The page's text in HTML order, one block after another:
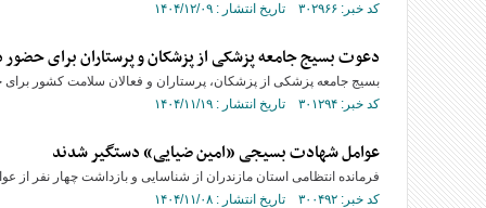
کد خبر: ۳۰۲۹۶۶ تاریخ انتشار : ۱۴۰۴/۱۲/۰۹
دعوت بسیج جامعه پزشکی از پزشکان و پرستاران برای حضور در
بسیج جامعه پزشکی از پزشکان، پرستاران و فعالان سلامت کشور برای حضور پرشور
کد خبر: ۳۰۱۲۹۴ تاریخ انتشار : ۱۴۰۴/۱۱/۱۹
عوامل شهادت بسیجی «امین ضیایی» دستگیر شدند
فرمانده انتظامی استان مازندران از شناسایی و بازداشت چهار نفر
کد خبر: ۳۰۰۴۹۲ تاریخ انتشار : ۱۴۰۴/۱۱/۰۸